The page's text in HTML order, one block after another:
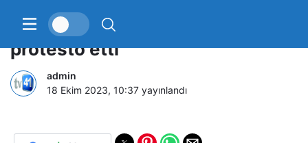
Gölcüklüler insanlık dışı saldırıyı
protesto etti
admin
18 Ekim 2023, 10:37 yayınlandı